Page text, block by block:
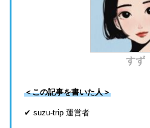
すず
＜この記事を書いた人＞
✔ suzu-trip 運営者